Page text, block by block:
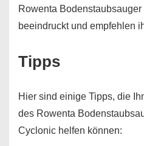
Rowenta
beeindruckt und empfehlen
Tipps
Hier sind einige Tipps, die
des Rowenta
Cyclonic helfen können: